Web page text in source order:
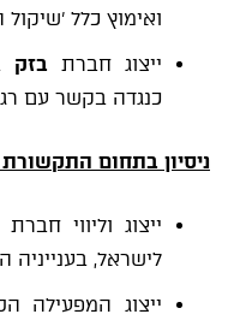
ואימוץ כלל
ייצוג חברת בזק
כנגדה בקשר עם
ניסיון בתחום
ייצוג וליווי חברת
לישראל, בענייניה
ייצוג המפעילה